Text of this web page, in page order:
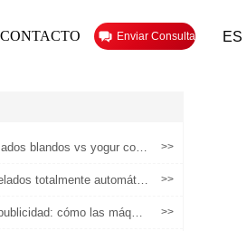
CONTACTO Enviar Consulta ES
blandos vs yogur cong
>>
totalmente automátic
motor para salvaguar
el marketing
>>
cómo las máquin
>>